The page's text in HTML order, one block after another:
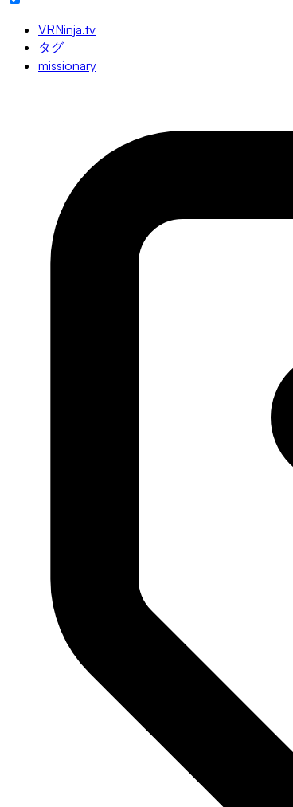
VRNinja.tv
タグ
missionary